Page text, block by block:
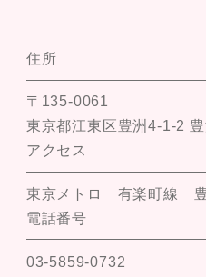
住所
〒135-0061
東京都江東区豊洲4-1-2
アクセス
東京メトロ 有楽町線 豊
電話番号
03-5859-0732